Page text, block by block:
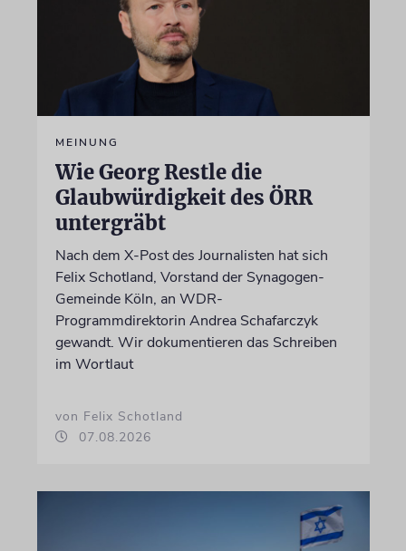
MEINUNG
Wie Georg Restle die
Glaubwürdigkeit des ÖRR
untergräbt
Nach dem X-Post des Journalisten hat sich
Felix Schotland, Vorstand der Synagogen-
Gemeinde Köln, an WDR-
Programmdirektorin Andrea Schafarczyk
gewandt. Wir dokumentieren das Schreiben
im Wortlaut
von Felix Schotland
07.08.2026